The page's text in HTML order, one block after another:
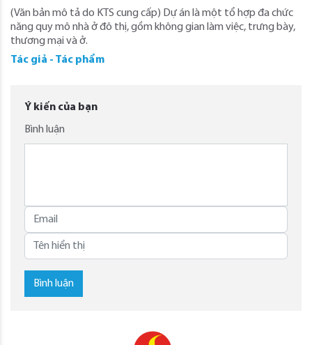
(Văn bản mô tả do KTS cung cấp) Dự án là một tổ hợp đa chức
năng quy mô nhà ở đô thị, gồm không gian làm việc, trưng bày,
thương mại và ở.
Tác giả - Tác phẩm
Ý kiến của bạn
Bình luận
Bình luận